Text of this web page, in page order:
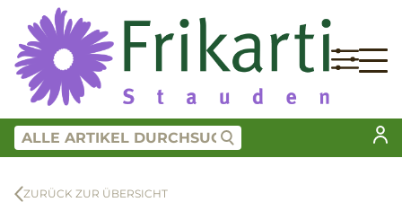
ZURÜCK ZUR ÜBERSICHT